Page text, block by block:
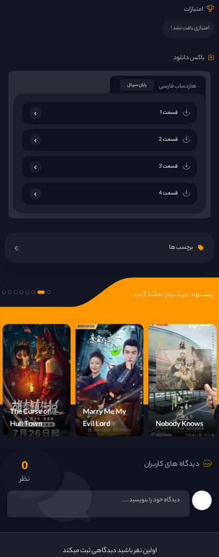
امتیازات
امتیازی یافت نشد !
باکس دانلود
هاردساب فارسی پایان سریال
قسمت 1
قسمت 2
قسمت 3
قسمت 4
برچسب ها
پیشنهاد میکنیم تماشا کنید
Nobody Knows
Marry Me My
Evil Lord
The Curse of
Huli Town
دیدگاه های کاربران 0
نظر
اولین نفر باشید دیدگاهی ثبت میکند